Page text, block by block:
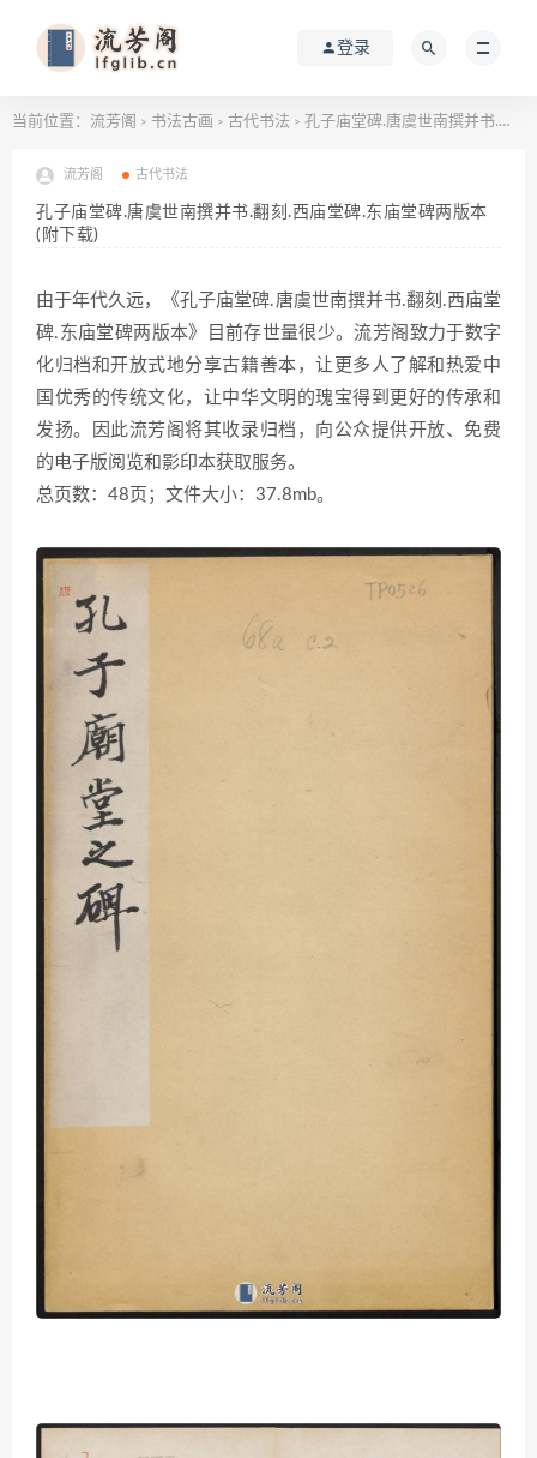
登录
当前位置： 流芳阁 > 书法古画 > 古代书法 > 孔子庙堂碑.唐虞世南撰并书.翻刻.西庙堂碑.东庙堂碑两版本 (附下载)
流芳阁 古代书法
孔子庙堂碑.唐虞世南撰并书.翻刻.西庙堂碑.东庙堂碑两版本
(附下载)
由于年代久远，《孔子庙堂碑.唐虞世南撰并书.翻刻.西庙堂
碑.东庙堂碑两版本》目前存世量很少。流芳阁致力于数字
化归档和开放式地分享古籍善本，让更多人了解和热爱中
国优秀的传统文化，让中华文明的瑰宝得到更好的传承和
发扬。因此流芳阁将其收录归档，向公众提供开放、免费
的电子版阅览和影印本获取服务。
总页数：48页；文件大小：37.8mb。